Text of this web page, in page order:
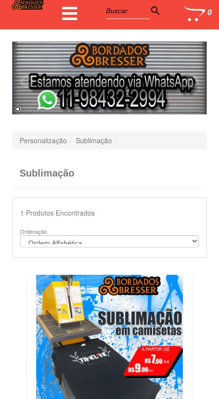
search 0
Personalização Sublimação
Sublimação
1 Produtos Encontrados
Ordenação